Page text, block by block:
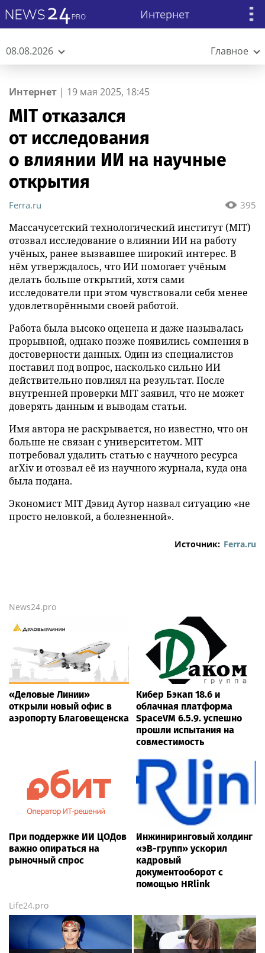
Интернет
08.08.2026 Главное
Интернет | 19 мая 2025, 18:45
MIT отказался
от исследования
о влиянии ИИ на научные
открытия
395
Ferra.ru
Массачусетский технологический институт (MIT)
отозвал исследование о влиянии ИИ на работу
учёных, ранее вызвавшее широкий интерес. В
нём утверждалось, что ИИ помогает учёным
делать больше открытий, хотя сами
исследователи при этом чувствовали себя менее
удовлетворёнными своей работой.
Работа была высоко оценена и даже называлась
прорывной, однако позже появились сомнения в
достоверности данных. Один из специалистов
поставил под вопрос, насколько сильно ИИ
действительно повлиял на результат. После
внутренней проверки MIT заявил, что не может
доверять данным и выводам статьи.
Имя автора не раскрывается, но известно, что он
больше не связан с университетом. MIT
потребовал удалить статью с научного ресурса
arXiv и отозвал её из научного журнала, куда она
была подана.
Экономист MIT Дэвид Аутор назвал ситуацию «не
просто неловкой, а болезненной».
Источник: Ferra.ru
News24.pro
«Деловые Линии»
открыли новый офис в
аэропорту Благовещенска
Кибер Бэкап 18.6 и
облачная платформа
SpaceVM 6.5.9. успешно
прошли испытания на
совместимость
При поддержке ИИ ЦОДов
важно опираться на
рыночный спрос
Инжиниринговый холдинг
«эВ-групп» ускорил
кадровый
документооборот с
помощью HRlink
Life24.pro